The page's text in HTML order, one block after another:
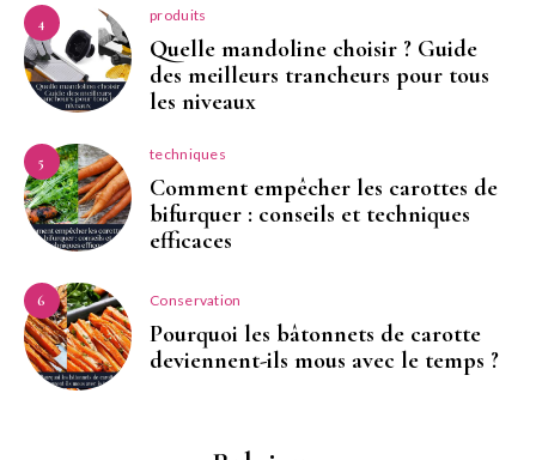
4 produits
Quelle mandoline choisir ? Guide
des meilleurs trancheurs pour tous
les niveaux
5 techniques
Comment empêcher les carottes de
bifurquer : conseils et techniques
efficaces
6 Conservation
Pourquoi les bâtonnets de carotte
deviennent-ils mous avec le temps ?